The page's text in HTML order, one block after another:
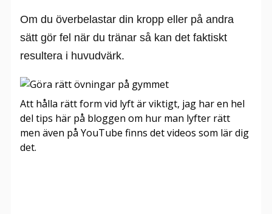
Om du överbelastar din kropp eller på andra
sätt gör fel när du tränar så kan det faktiskt
resultera i huvudvärk.
Att hålla rätt form vid lyft är viktigt, jag har en hel
del tips här på bloggen om hur man lyfter rätt
men även på YouTube finns det videos som lär dig
det.